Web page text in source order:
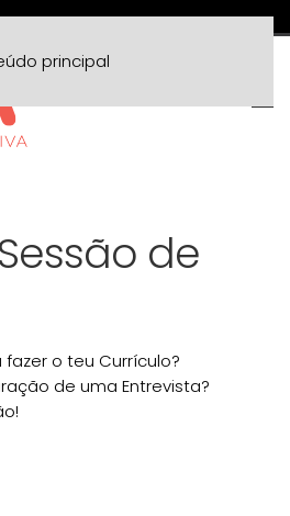
principal
de
o teu Currículo?
de uma Entrevista?